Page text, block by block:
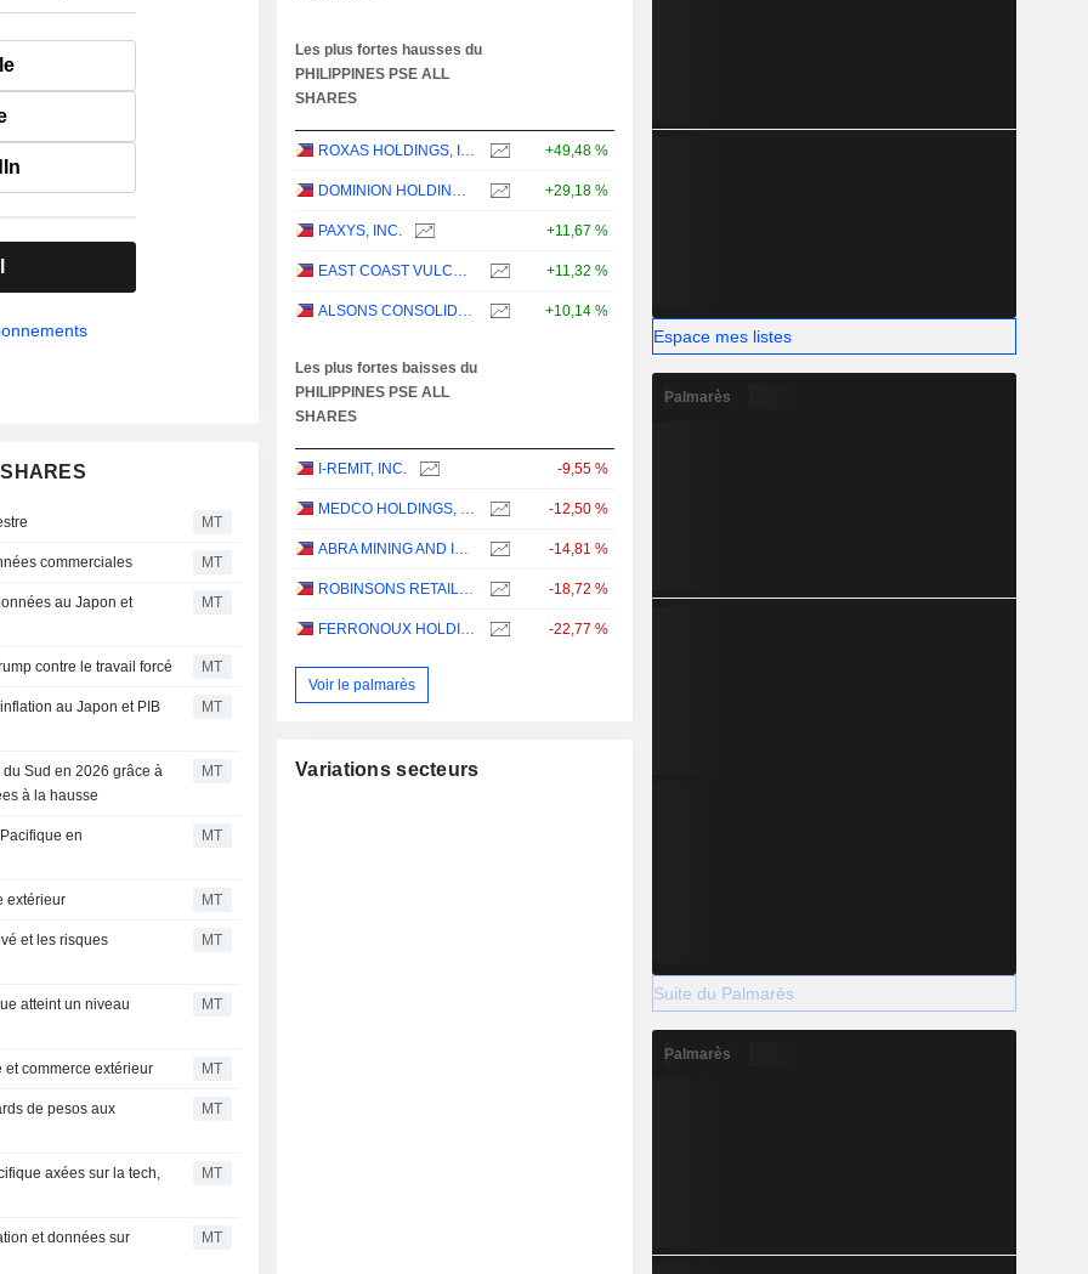
MT
commerciales MT
au Japon et
MT
contre le travail forcé MT
au Japon et PIB
MT
Sud en 2026 grâce à
à la hausse
MT
en
MT
extérieur MT
et les risques
MT
atteint un niveau
MT
et commerce extérieur MT
de pesos aux
MT
axées sur la tech,
MT
et données sur
MT
Les plus fortes hausses du
PHILIPPINES PSE ALL
SHARES
ROXAS HOLDINGS, INC. +49,48 %
DOMINION HOLDINGS, INC. +29,18 %
PAXYS, INC. +11,67 %
EAST COAST VULCAN MINING CORPORATION +11,32 %
ALSONS CONSOLIDATED RESOURCES, INC. +10,14 %
Les plus fortes baisses du
PHILIPPINES PSE ALL
SHARES
I-REMIT, INC. -9,55 %
MEDCO HOLDINGS, INC. -12,50 %
ABRA MINING AND INDUSTRIAL CORPORATION -14,81 %
ROBINSONS RETAIL HOLDINGS, INC. -18,72 %
FERRONOUX HOLDINGS, INC. -22,77 %
Voir le palmarès
Variations secteurs
Espace mes listes
Palmarès
Suite du Palmarès
Palmarès